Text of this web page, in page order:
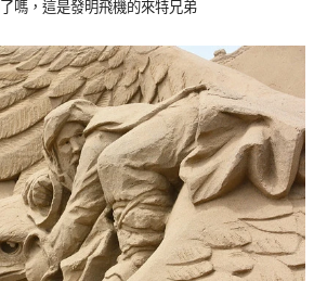
嗎，這是發明飛機的來特兄弟